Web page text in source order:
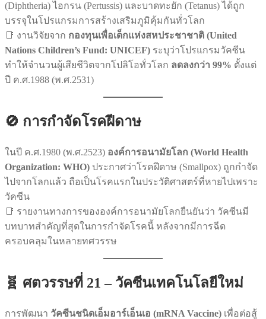
(Diphtheria) ไอกรน (Pertussis) และบาดทะยัก (Tetanus) ได้ถูก
บรรจุในโปรแกรมการสร้างเสริมภูมิคุ้มกันทั่วโลก
📑 งานวิจัยจาก กองทุนเพื่อเด็กแห่งสหประชาชาติ (United
Nations Children’s Fund: UNICEF) ระบุว่าโปรแกรมวัคซีน
ทำให้จำนวนผู้เสียชีวิตจากโปลิโอทั่วโลก ลดลงกว่า 99% ตั้งแต่
ปี ค.ศ.1988 (พ.ศ.2531)
🚫 การกำจัดโรคฝีดาษ
ในปี ค.ศ.1980 (พ.ศ.2523) องค์การอนามัยโลก (World Health
Organization: WHO) ประกาศว่าโรคฝีดาษ (Smallpox) ถูกกำจัด
ไปจากโลกแล้ว ถือเป็นโรคแรกในประวัติศาสตร์ที่หายไปเพราะ
วัคซีน
📑 รายงานทางการขององค์การอนามัยโลกยืนยันว่า วัคซีนมี
บทบาทสำคัญที่สุดในการกำจัดโรคนี้ หลังจากมีการฉีด
ครอบคลุมในหลายทศวรรษ
🧬 ศตวรรษที่ 21 – วัคซีนเทคโนโลยีใหม่
การพัฒนา วัคซีนชนิดเอ็มอาร์เอ็นเอ (mRNA Vaccine) เพื่อต่อสู้